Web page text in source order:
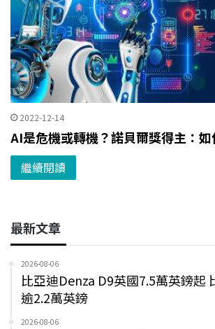
2022-12-14
AI是危機或轉機？諾貝爾獎得主：
繼續閱讀
最新文章
2026-08-06
比亞迪Denza D9英國7.5萬英鎊起
逾2.2萬英鎊
2026-08-06